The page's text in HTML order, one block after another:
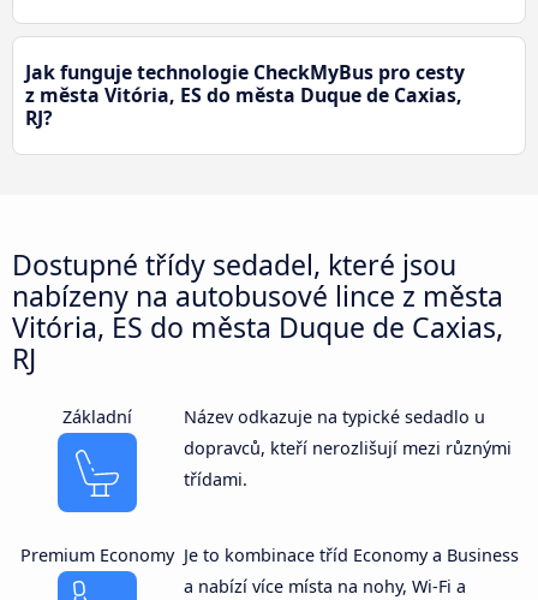
Jak funguje technologie CheckMyBus pro cesty
z města Vitória, ES do města Duque de Caxias,
RJ?
Dostupné třídy sedadel, které jsou
nabízeny na autobusové lince z města
Vitória, ES do města Duque de Caxias,
RJ
Základní
Název odkazuje na typické sedadlo u
dopravců, kteří nerozlišují mezi různými
třídami.
Premium Economy Je to kombinace tříd Economy a Business
a nabízí více místa na nohy, Wi-Fi a